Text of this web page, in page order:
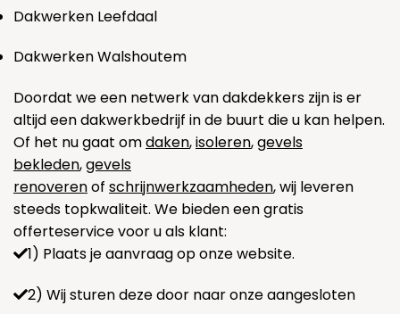
Dakwerken Leefdaal
Dakwerken Walshoutem
Doordat we een netwerk van dakdekkers zijn is er
altijd een dakwerkbedrijf in de buurt die u kan helpen.
Of het nu gaat omdaken,isoleren,gevels
bekleden,gevels
renoverenof schrijnwerkzaamheden, wij leveren
steeds topkwaliteit. We bieden een gratis
offerteservice voor u als klant:
1) Plaats je aanvraag op onze website.
2) Wij sturen deze door naar onze aangesloten